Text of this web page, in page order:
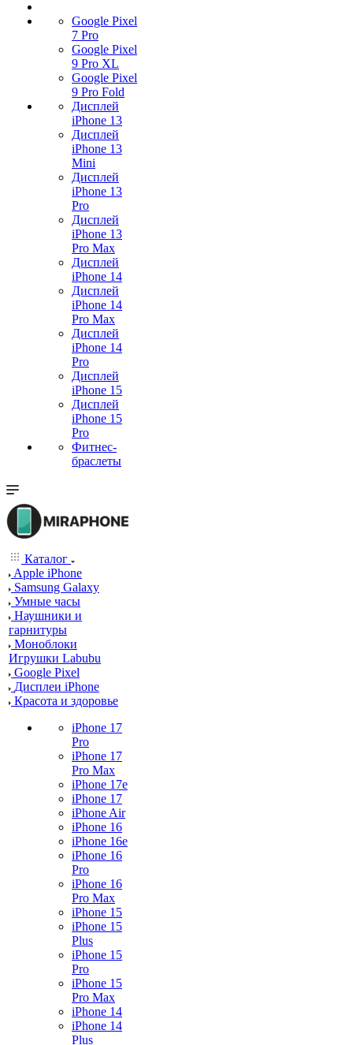
Google Pixel
7 Pro
Google Pixel
9 Pro XL
Google Pixel
9 Pro Fold
Дисплей
iPhone 13
Дисплей
iPhone 13
Mini
Дисплей
iPhone 13
Pro
Дисплей
iPhone 13
Pro Max
Дисплей
iPhone 14
Дисплей
iPhone 14
Pro Max
Дисплей
iPhone 14
Pro
Дисплей
iPhone 15
Дисплей
iPhone 15
Pro
Фитнес-
браслеты
Каталог
Apple iPhone
Samsung Galaxy
Умные часы
Наушники и
гарнитуры
Моноблоки
Игрушки Labubu
Google Pixel
Дисплеи iPhone
Красота и здоровье
iPhone 17
Pro
iPhone 17
Pro Max
iPhone 17e
iPhone 17
iPhone Air
iPhone 16
iPhone 16e
iPhone 16
Pro
iPhone 16
Pro Max
iPhone 15
iPhone 15
Plus
iPhone 15
Pro
iPhone 15
Pro Max
iPhone 14
iPhone 14
Plus